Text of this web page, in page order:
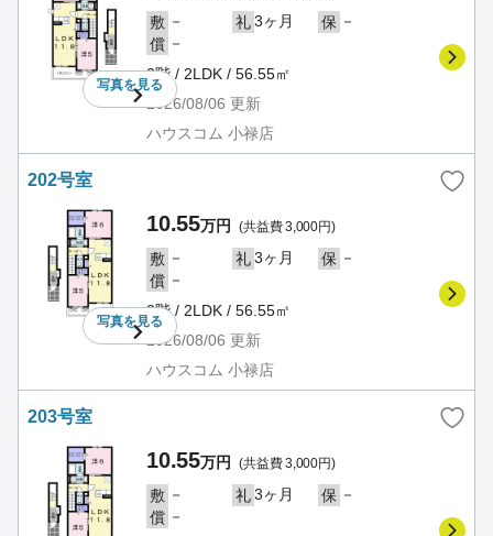
写真を見る
敷 － 礼3ヶ月 保 －
償 －
2階 / 2LDK / 56.55㎡
2026/08/06 更新
ハウスコム 小禄店
202号室
写真を見る
10.55万円 (共益費 3,000円)
敷 － 礼3ヶ月 保 －
償 －
2階 / 2LDK / 56.55㎡
2026/08/06 更新
ハウスコム 小禄店
203号室
10.55万円 (共益費 3,000円)
敷 － 礼3ヶ月 保 －
償 －